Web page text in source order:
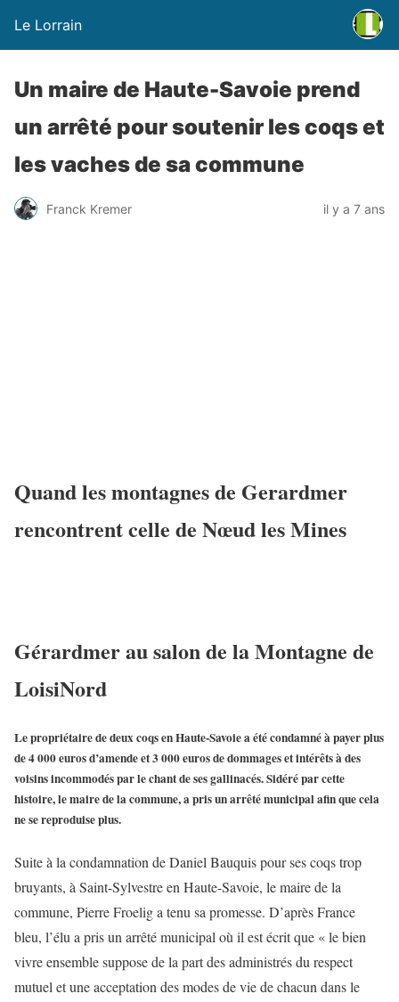
Le Lorrain
Un maire de Haute-Savoie prend
un arrêté pour soutenir les coqs et
les vaches de sa commune
Franck Kremer il y a 7 ans
Quand les montagnes de Gerardmer
rencontrent celle de Nœud les Mines
Gérardmer au salon de la Montagne de
LoisiNord
Le propriétaire de deux coqs en Haute-Savoie a été condamné à payer plus
de 4 000 euros d’amende et 3 000 euros de dommages et intérêts à des
voisins incommodés par le chant de ses gallinacés. Sidéré par cette
histoire, le maire de la commune, a pris un arrêté municipal afin que cela
ne se reproduise plus.
Suite à la condamnation de Daniel Bauquis pour ses coqs trop
bruyants, à Saint-Sylvestre en Haute-Savoie, le maire de la
commune, Pierre Froelig a tenu sa promesse. D’après France
bleu, l’élu a pris un arrêté municipal où il est écrit que « le bien
vivre ensemble suppose de la part des administrés du respect
mutuel et une acceptation des modes de vie de chacun dans le